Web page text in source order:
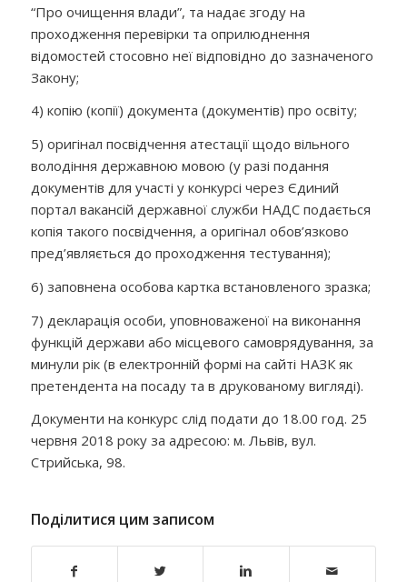
“Про очищення влади”, та надає згоду на
проходження перевірки та оприлюднення
відомостей стосовно неї відповідно до зазначеного
Закону;
4) копію (копії) документа (документів) про освіту;
5) оригінал посвідчення атестації щодо вільного
володіння державною мовою (у разі подання
документів для участі у конкурсі через Єдиний
портал вакансій державної служби НАДС подається
копія такого посвідчення, а оригінал обов’язково
пред’являється до проходження тестування);
6) заповнена особова картка встановленого зразка;
7) декларація особи, уповноваженої на виконання
функцій держави або місцевого самоврядування, за
минули рік (в електронній формі на сайті НАЗКяк
претендента на посаду та в друкованому вигляді).
Документи на конкурс слід подати до 18.00 год. 25
червня 2018 року за адресою: м. Львів, вул.
Стрийська, 98.
Поділитися цим записом